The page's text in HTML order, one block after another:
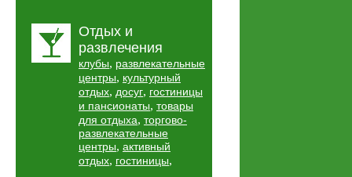
Отдых и
развлечения
клубы, развлекательные
центры, культурный
отдых, досуг, гостиницы
и пансионаты, товары
для отдыха, торгово-
развлекательные
центры, активный
отдых, гостиницы,